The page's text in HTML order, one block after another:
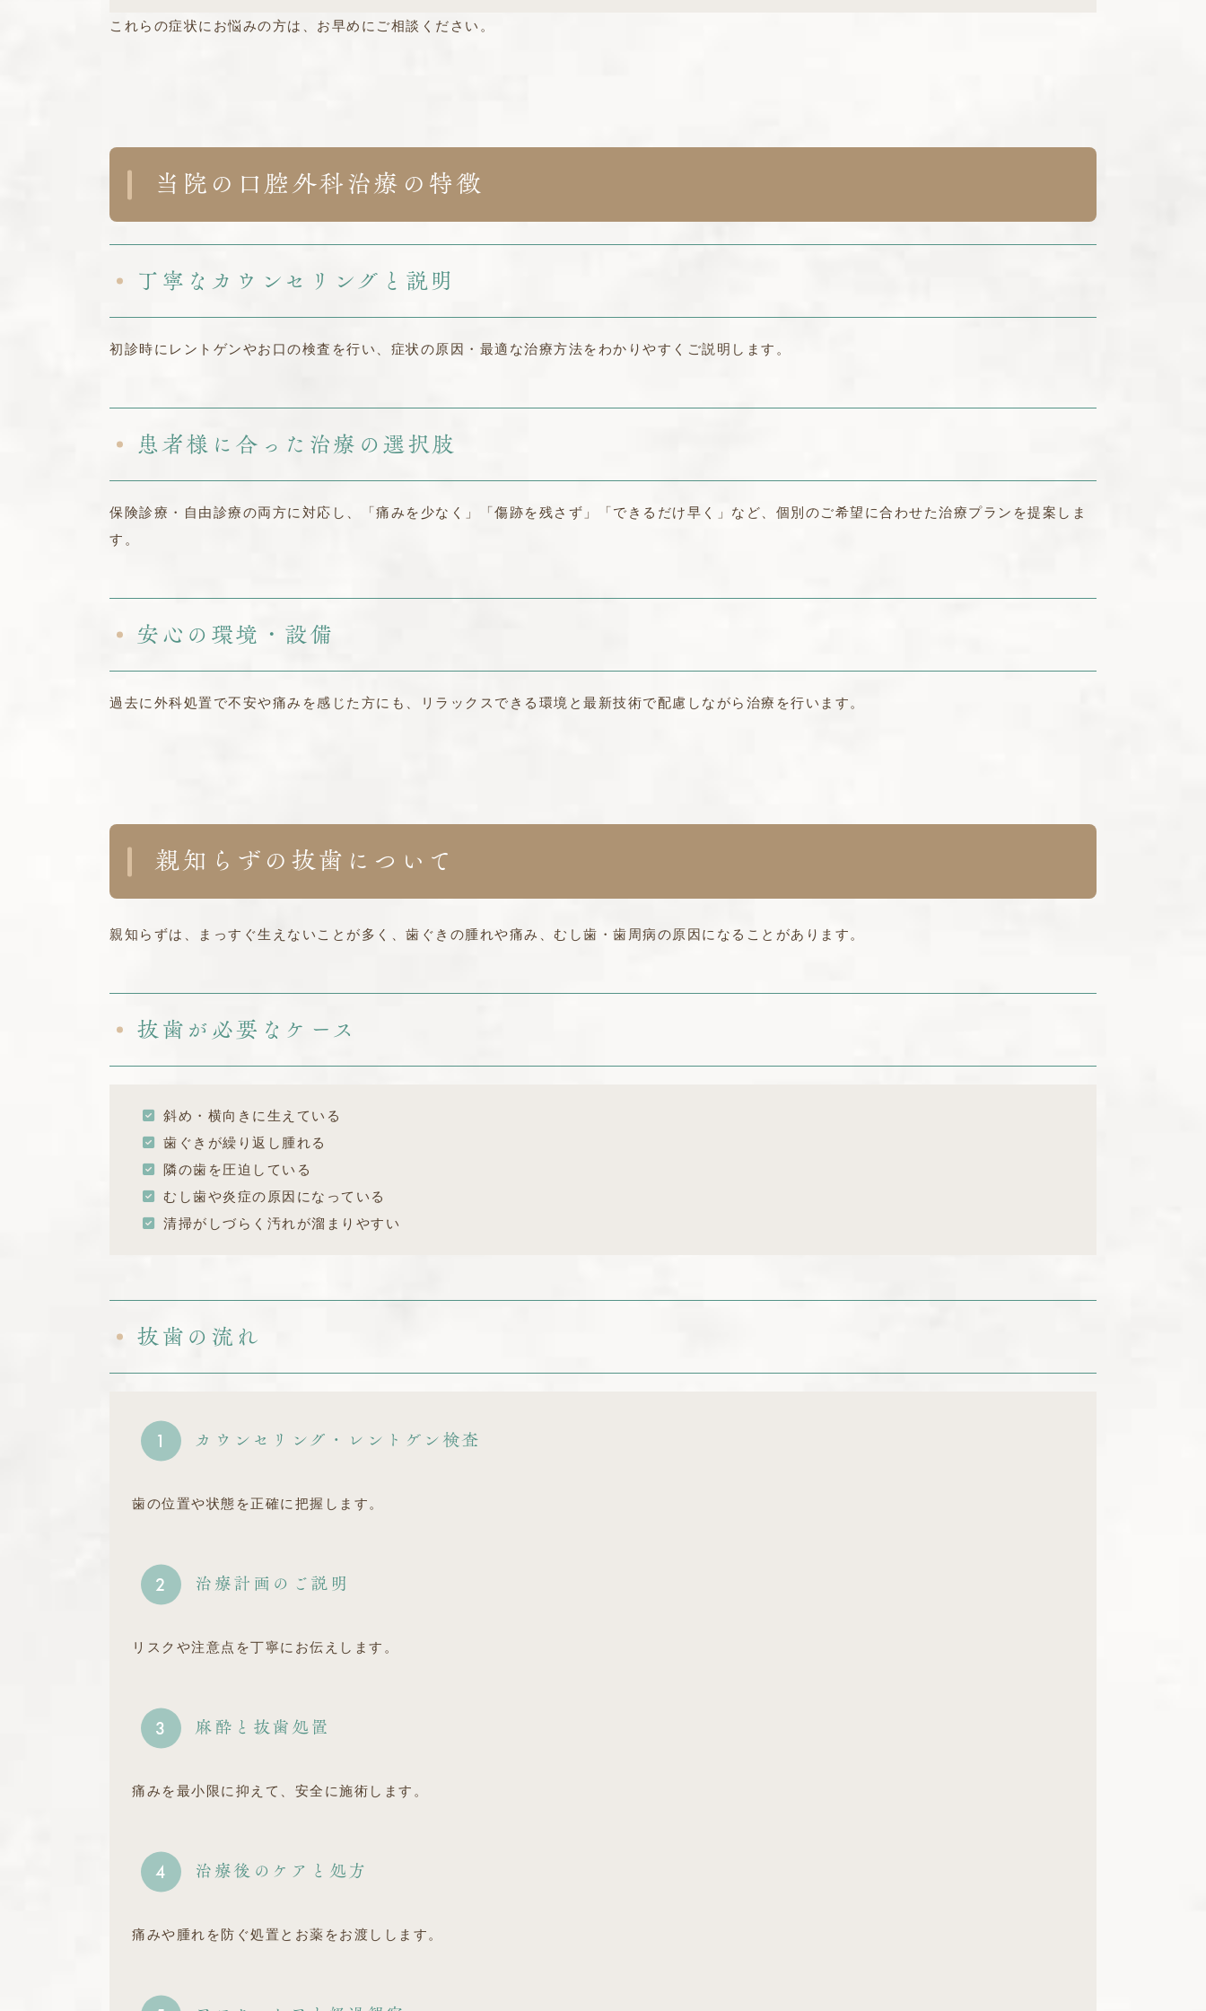
これらの症状にお悩みの方は、お早めにご相談ください。
当院の口腔外科治療の特徴
丁寧なカウンセリングと説明
初診時にレントゲンやお口の検査を行い、症状の原因・最適な治療方法をわかりやすくご説明します。
患者様に合った治療の選択肢
保険診療・自由診療の両方に対応し、「痛みを少なく」「傷跡を残さず」「できるだけ早く」など、個別のご希望に合わせた治療プランを提案しま
す。
安心の環境・設備
過去に外科処置で不安や痛みを感じた方にも、リラックスできる環境と最新技術で配慮しながら治療を行います。
親知らずの抜歯について
親知らずは、まっすぐ生えないことが多く、歯ぐきの腫れや痛み、むし歯・歯周病の原因になることがあります。
抜歯が必要なケース
斜め・横向きに生えている
歯ぐきが繰り返し腫れる
隣の歯を圧迫している
むし歯や炎症の原因になっている
清掃がしづらく汚れが溜まりやすい
抜歯の流れ
1 カウンセリング・レントゲン検査
歯の位置や状態を正確に把握します。
2 治療計画のご説明
リスクや注意点を丁寧にお伝えします。
3 麻酔と抜歯処置
痛みを最小限に抑えて、安全に施術します。
4 治療後のケアと処方
痛みや腫れを防ぐ処置とお薬をお渡しします。